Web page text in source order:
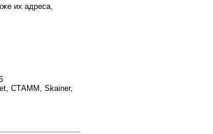
их адреса,
СТАММ, Skainer,